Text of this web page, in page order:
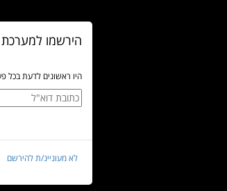
הירשמו
היו ראשונים לדעת בכל
לא מעוניינ/ת להירשם